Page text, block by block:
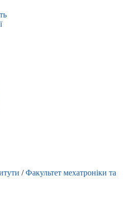
/Факультет мехатроніки та